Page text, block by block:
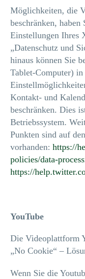
Möglichkeiten, die
beschränken,
Einstellungen Ihres
„Datenschutz und
hinaus können Sie
Tablet-Computer)
Kontakt- und
beschränken. Dies
Betriebssystem.
Punkten sind auf
vorhanden: https://
policies/data-
https://
YouTube
Die Videoplattform
„No Cookie“ –
Wenn Sie die